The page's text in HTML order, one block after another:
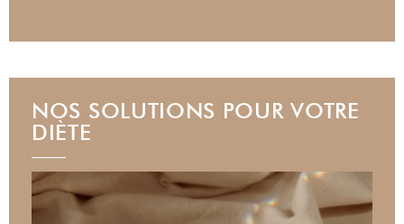
NOS SOLUTIONS POUR VOTRE
DIÈTE